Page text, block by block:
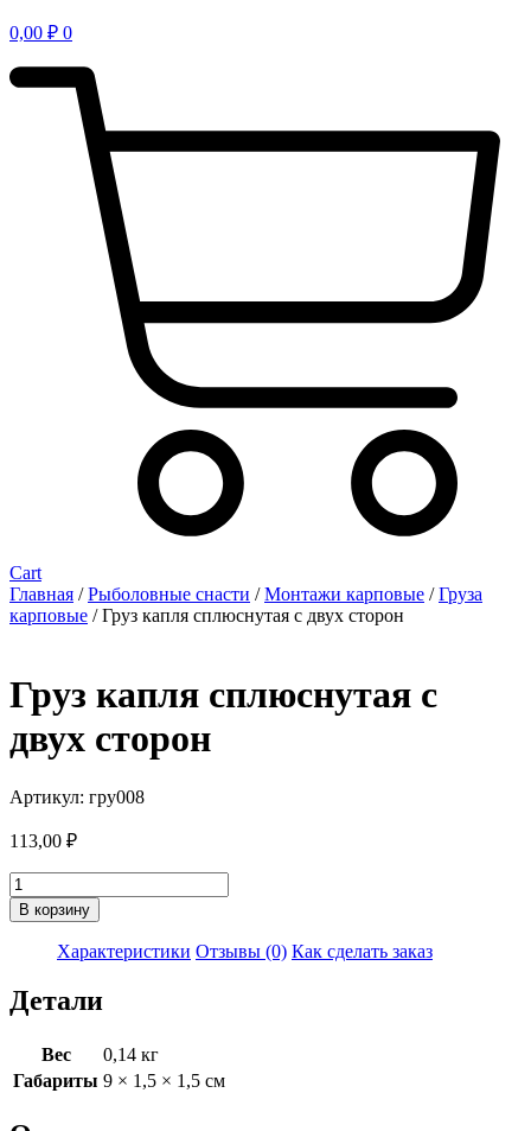
0,00 ₽ 0
Cart
Главная /Рыболовные снасти /Монтажи карповые /Груза
карповые / Груз капля сплюснутая с двух сторон
Груз капля сплюснутая с
двух сторон
Артикул: гру008
113,00 ₽
Количество
товара
Груз
сплюснутая
с
двух
В корзину
Характеристики Отзывы (0) Как сделать заказ
Детали
Вес
0,14 кг
Габариты 9 × 1,5 × 1,5 см